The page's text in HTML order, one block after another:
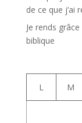
de ce que j’ai
Je rends
biblique
L M